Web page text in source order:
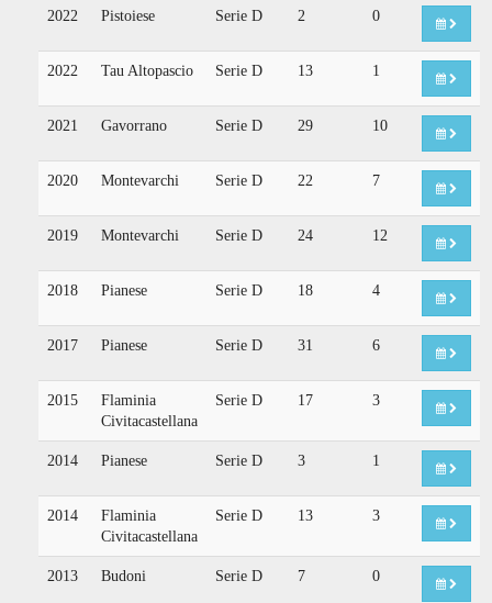
2022 Pistoiese Serie D 2 0
2022 Tau Altopascio Serie D 13 1
2021 Gavorrano Serie D 29 10
2020 Montevarchi Serie D 22 7
2019 Montevarchi Serie D 24 12
2018 Pianese Serie D 18 4
2017 Pianese Serie D 31 6
2015
Flaminia
Civitacastellana
Serie D 17 3
2014 Pianese Serie D 3 1
2014
Flaminia
Civitacastellana
Serie D 13 3
2013 Budoni Serie D 7 0